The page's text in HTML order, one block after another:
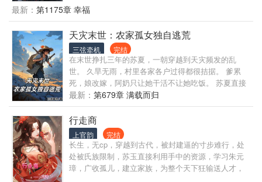
寻觅众生因果。 连姝要逆天改命！ 为姜末！为世人！
于是，她踏上了一条艰难的成神之路。 姜末羁绊所
在、下界穗安城之变、上界修真学院传奇、暮夜森林
之旅、神之塔候神之争……诸多冒险中凝结着血与泪
的故事。 她以手中之刀刃，指向天际！一路羁绊与冒
险，她披荆斩棘，最终登上神位！ 世界背后隐藏的巨
眼到底是什么？ 众神背后隐藏着什么样的秘密？ ……
男主存在感微低，上界篇出现。 温润如玉腹黑医师安
淮x心怀天下坚毅刀修连姝 成神是主线！！！冒险是主
刀，慎入。
最新： 第1175章 幸福
天灾末世：农家孤女独自逃荒
三弦牵机 完结
在末世挣扎三年的苏夏，一朝穿越到天灾频发的乱
世。 久旱无雨，村里各家各户过得都很拮据。 爹累
死，娘改嫁，阿奶只让她干活不让她吃饭。 苏夏直接
搬空苏家，寻一间破茅草屋独自生活。 独自生活的日
子她也没闲着，寻找水源、打猎换粮、准备逃荒物
资...... 恶毒婆子找上门竟然还想把她卖给傻子做媳
妇？ 那傻子还有病，已经接连打死三任娘子。 苏夏表
示：婚姻大事，父母之命媒妁之言，下去找我爹商量
吧！ 她毫不客气卷走苏家为数不多的财产，独自一人
踏上逃荒路。 逃荒路上，干旱、蝗灾、地震、瘟疫等
灾难不断，苏夏只为寻找一个世外桃源。
最新： 第679章 满载而归
行走商
上官韵 完结
长生，无cp，穿越到古代，被封建逼的寸步难行，处
处被氏族限制，苏玉直接利用手中的资源，学习朱元
璋，广收孤儿，建立家族，为整个天下狂输送人才，